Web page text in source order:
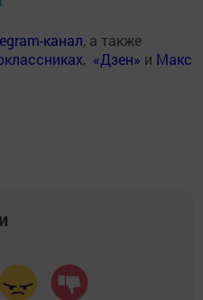
канал, а также
, «Дзен» и Макс